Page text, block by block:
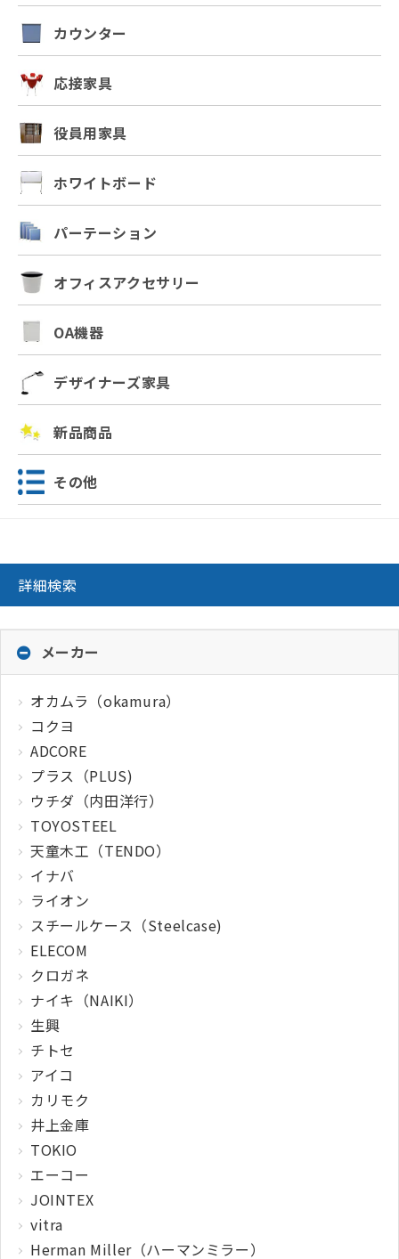
カウンター
応接家具
役員用家具
ホワイトボード
パーテーション
オフィスアクセサリー
OA機器
デザイナーズ家具
新品商品
その他
詳細検索
メーカー
オカムラ（okamura）
コクヨ
ADCORE
プラス（PLUS)
ウチダ（内田洋行）
TOYOSTEEL
天童木工（TENDO）
イナバ
ライオン
スチールケース（Steelcase)
ELECOM
クロガネ
ナイキ（NAIKI）
生興
チトセ
アイコ
カリモク
井上金庫
TOKIO
エーコー
JOINTEX
vitra
Herman Miller（ハーマンミラー）